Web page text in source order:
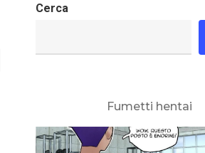
Cerca
Fumetti hentai